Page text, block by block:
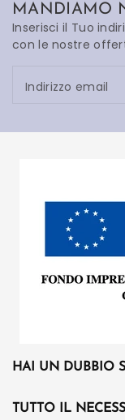
MANDIAMO
Inserisci il Tuo
con le nostre
Indirizzo email
HAI UN DUBBIO
TUTTO IL